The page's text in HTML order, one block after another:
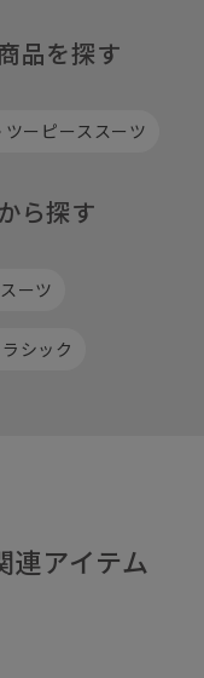
品を探す
ツーピーススーツ
ら探す
スーツ
シック
連アイテム